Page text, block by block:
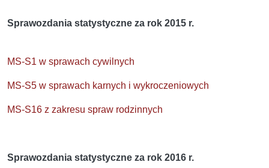
Sprawozdania statystyczne za rok 2015 r.
MS-S1 w sprawach cywilnych
MS-S5 w sprawach karnych i wykroczeniowych
MS-S16 z zakresu spraw rodzinnych
Sprawozdania statystyczne za rok 2016 r.